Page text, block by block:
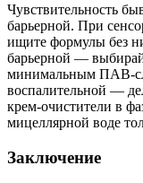
Чувствительность
барьерной. При
ищите формулы без
барьерной —
минимальным
воспалительной —
крем‑очистители в
мицеллярной воде
Заключение